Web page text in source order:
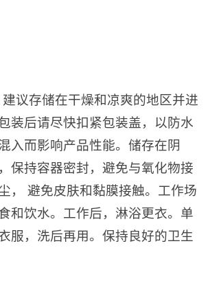
议存储在干燥和凉爽的地区并进
装后请尽快扣紧包装盖，以防水
入而影响产品性能。储存在阴
保持容器密封，避免与氧化物接
， 避免皮肤和黏膜接触。工作场
和饮水。工作后，淋浴更衣。单
服，洗后再用。保持良好的卫生